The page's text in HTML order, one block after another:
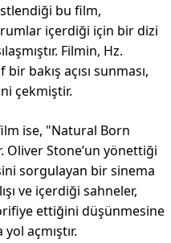
bu film,
içerdiği için bir dizi
Filmin, Hz.
bakış açısı sunması,
çekmiştir.
ise, "Natural Born
Oliver Stone’un yönettiği
sorgulayan bir sinema
ve içerdiği sahneler,
ettiğini düşünmesine
açmıştır.